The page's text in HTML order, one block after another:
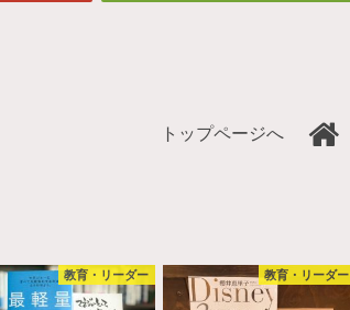
トップページへ
教育・リーダー 教育・リーダー